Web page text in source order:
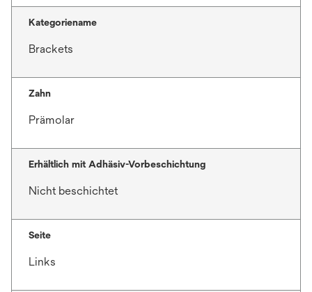
Kategoriename
Brackets
Zahn
Prämolar
Erhältlich mit Adhäsiv-Vorbeschichtung
Nicht beschichtet
Seite
Links